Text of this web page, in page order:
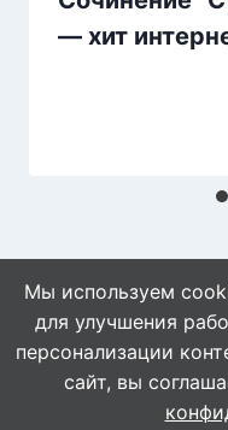
— хит
©
Мы используем
для улучшения
персонализации
сайт, вы